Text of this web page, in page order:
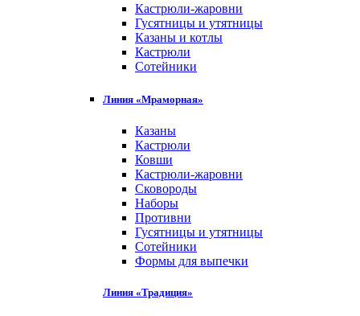
Кастрюли-жаровни
Гусятницы и утятницы
Казаны и котлы
Кастрюли
Сотейники
Линия «Мраморная»
Казаны
Кастрюли
Ковши
Кастрюли-жаровни
Сковороды
Наборы
Противни
Гусятницы и утятницы
Сотейники
Формы для выпечки
Линия «Традиция»